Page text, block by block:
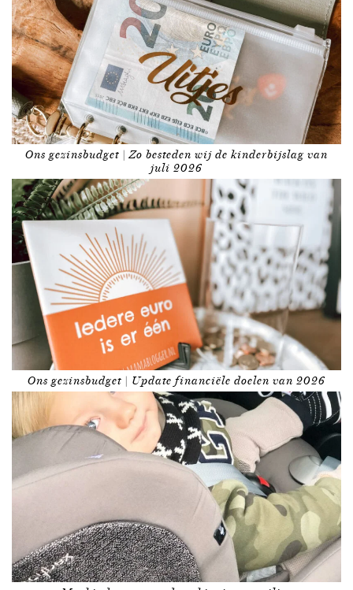
Ons gezinsbudget | Zo besteden wij de kinderbijslag van
juli 2026
Ons gezinsbudget | Update financiële doelen van 2026